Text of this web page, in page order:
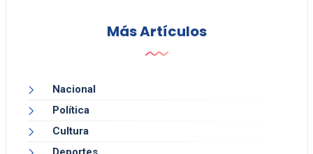
Más Artículos
Nacional
Política
Cultura